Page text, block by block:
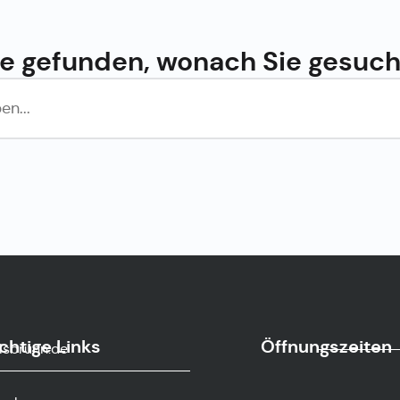
gefunden, wonach Sie
Links Öffnungszeiten